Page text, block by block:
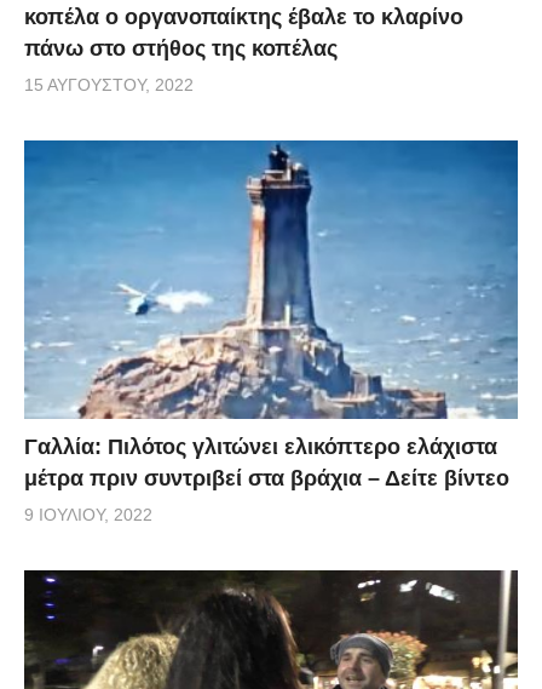
κοπέλα ο οργανοπαίκτης έβαλε το κλαρίνο
πάνω στο στήθος της κοπέλας
15 ΑΥΓΟΎΣΤΟΥ, 2022
Γαλλία: Πιλότος γλιτώνει ελικόπτερο ελάχιστα
μέτρα πριν συντριβεί στα βράχια – Δείτε βίντεο
9 ΙΟΥΛΊΟΥ, 2022